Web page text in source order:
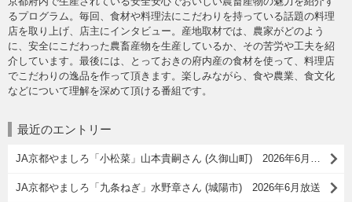
るプログラム。毎回、食材や料理法にこだわりを持っている話題の料理
店を取り上げ、店主にインタビュー。産地取材では、農家がどのよう
に、安全にこだわった農畜産物を生産しているか、その苦労や工夫を紹
介しています。最後には、とっておきの府内産の食材を使って、料理店
でこだわりの逸品を作って頂きます。楽しみながら、食や農業、食文化
などについて理解を深めて頂ける番組です。
最近のエントリー
JA京都やましろ「小松菜」山本貴嗣さん (久御山町) 2026年6月放送
JA京都やましろ「九条ねぎ」水野章さん (城陽市) 2026年6月放送